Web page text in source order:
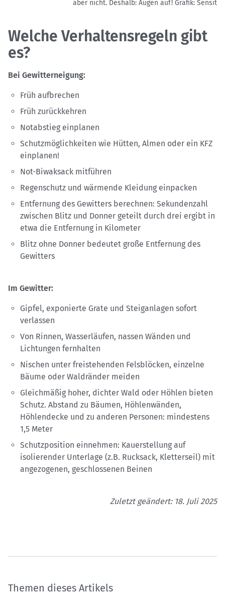
aber nicht. Deshalb: Augen auf! Grafik: Sensit
Welche Verhaltensregeln gibt
es?
Bei Gewitterneigung:
Früh aufbrechen
Früh zurückkehren
Notabstieg einplanen
Schutzmöglichkeiten wie Hütten, Almen oder ein KFZ
einplanen!
Not-Biwaksack mitführen
Regenschutz und wärmende Kleidung einpacken
Entfernung des Gewitters berechnen: Sekundenzahl
zwischen Blitz und Donner geteilt durch drei ergibt in
etwa die Entfernung in Kilometer
Blitz ohne Donner bedeutet große Entfernung des
Gewitters
Im Gewitter:
Gipfel, exponierte Grate und Steiganlagen sofort
verlassen
Von Rinnen, Wasserläufen, nassen Wänden und
Lichtungen fernhalten
Nischen unter freistehenden Felsblöcken, einzelne
Bäume oder Waldränder meiden
Gleichmäßig hoher, dichter Wald oder Höhlen bieten
Schutz. Abstand zu Bäumen, Höhlenwänden,
Höhlendecke und zu anderen Personen: mindestens
1,5 Meter
Schutzposition einnehmen: Kauerstellung auf
isolierender Unterlage (z.B. Rucksack, Kletterseil) mit
angezogenen, geschlossenen Beinen
Zuletzt geändert: 18. Juli 2025
Themen dieses Artikels